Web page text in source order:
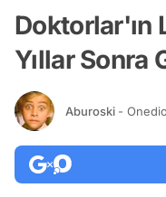
Doktorlar'ın
Yıllar Sonra
Aburoski -